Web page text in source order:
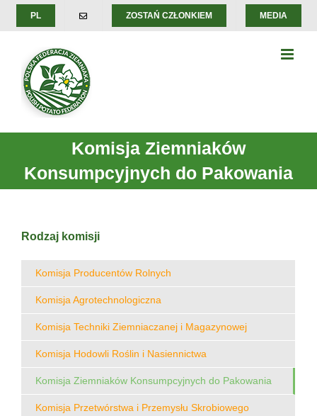
Skip
PL ZOSTAŃ CZŁONKIEM MEDIA
Komisja Ziemniaków
Konsumpcyjnych do Pakowania
Rodzaj komisji
Komisja Producentów Rolnych
Komisja Agrotechnologiczna
Komisja Techniki Ziemniaczanej i Magazynowej
Komisja Hodowli Roślin i Nasiennictwa
Komisja Ziemniaków Konsumpcyjnych do Pakowania
Komisja Przetwórstwa i Przemysłu Skrobiowego